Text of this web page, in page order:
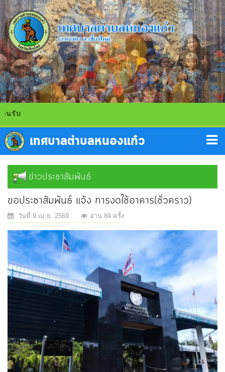
รับ
ข่าวประชาสัมพันธ์
ขอประชาสัมพันธ์ แจ้ง การงดใช้อาคาร(ชั่วคราว)
วันที่ 9 เม.ย. 2569 อ่าน 84 ครั้ง